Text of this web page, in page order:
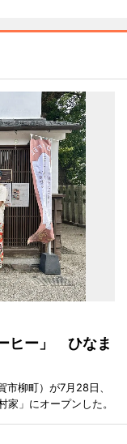
ヒー」 ひなま
柳町）が7月28日、
」にオープンした。